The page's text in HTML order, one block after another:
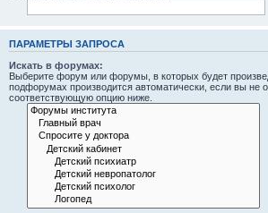
ПАРАМЕТРЫ ЗАПРОСА
Искать в форумах:
Выберите форум или форумы, в которых будет
подфорумах производится автоматически, если вы не
соответствующую опцию ниже.